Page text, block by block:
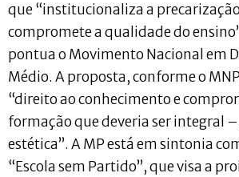
que “institucionaliza a
compromete a qualidade do
pontua o Movimento Nacional em
Médio. A proposta, conforme o
“direito ao conhecimento e
formação que deveria ser integral
estética”. A MP está em sintonia
“Escola sem Partido”, que visa a